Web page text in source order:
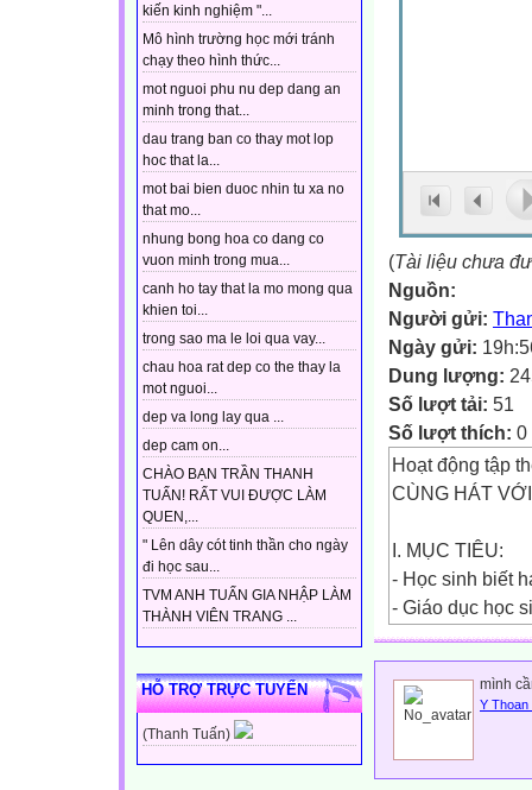
kiến kinh nghiệm "...
Mô hình trường học mới tránh
chạy theo hình thức...
mot nguoi phu nu dep dang an
minh trong that...
dau trang ban co thay mot lop
hoc that la...
mot bai bien duoc nhin tu xa no
that mo...
nhung bong hoa co dang co
vuon minh trong mua...
canh ho tay that la mo mong qua
khien toi...
trong sao ma le loi qua vay...
chau hoa rat dep co the thay la
mot nguoi...
dep va long lay qua ...
dep cam on...
CHÀO BẠN TRẦN THANH
TUẤN! RẤT VUI ĐƯỢC LÀM
QUEN,...
" Lên dây cót tinh thần cho ngày
đi học sau...
TVM ANH TUẤN GIA NHẬP LÀM
THÀNH VIÊN TRANG ...
HỖ TRỢ TRỰC TUYẾN
(Thanh Tuấn)
(Tài liệu chưa
Nguồn:
Người gửi:
Ngày gửi:
Dung lượng:
Số lượt tải: 51
Số lượt thích: 0
Hoạt động tập
CÙNG HÁT
I. MỤC TIÊU:
- Học sinh biết
- Giáo dục học
II. TÀI LIỆU VÀ
- Tuyển tập các
học.
- Các băng đĩa
III. CÁC BƯỚC
mình
Y Thoan